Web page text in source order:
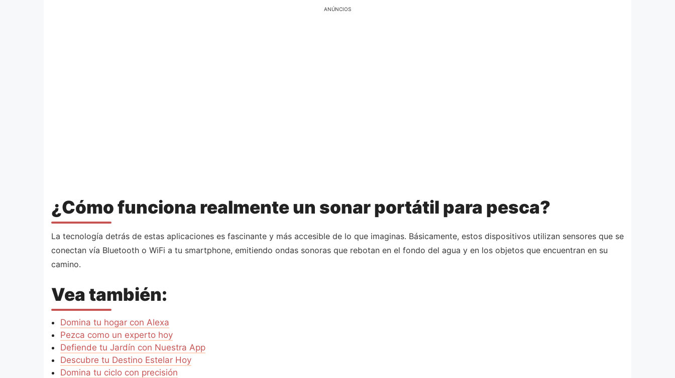
ANÚNCIOS
¿Cómo funciona realmente un sonar portátil para pesca?
La tecnología detrás de estas aplicaciones es fascinante y más accesible de lo que imaginas. Básicamente, estos dispositivos utilizan sensores que se
conectan vía Bluetooth o WiFi a tu smartphone, emitiendo ondas sonoras que rebotan en el fondo del agua y en los objetos que encuentran en su
camino.
Vea también:
Domina tu hogar con Alexa
Pezca como un experto hoy
Defiende tu Jardín con Nuestra App
Descubre tu Destino Estelar Hoy
Domina tu ciclo con precisión